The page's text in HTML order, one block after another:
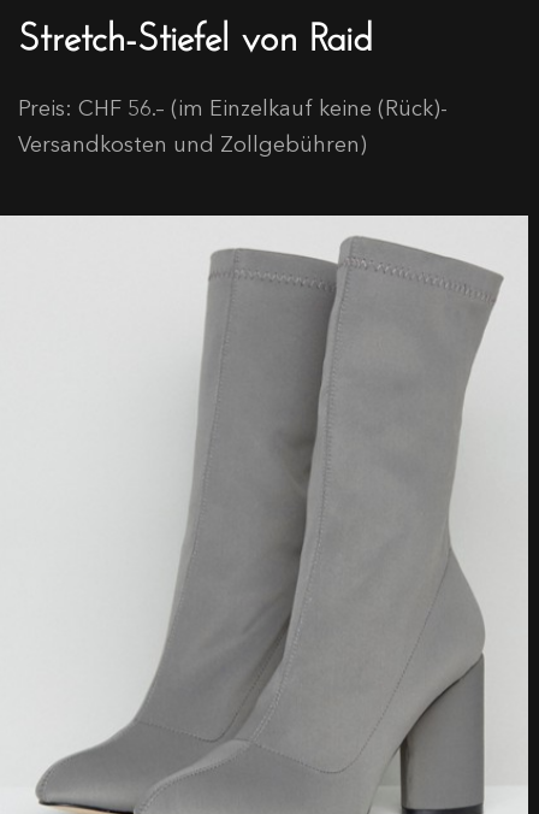
Stretch-Stiefel von Raid
Preis: CHF 56.– (im Einzelkauf keine (Rück)-
Versandkosten und Zollgebühren)